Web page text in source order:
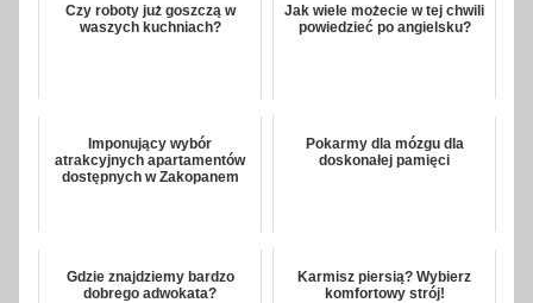
Czy roboty już goszczą w
waszych kuchniach?
Jak wiele możecie w tej chwili
powiedzieć po angielsku?
Imponujący wybór
atrakcyjnych apartamentów
dostępnych w Zakopanem
Pokarmy dla mózgu dla
doskonałej pamięci
Gdzie znajdziemy bardzo
dobrego adwokata?
Karmisz piersią? Wybierz
komfortowy strój!